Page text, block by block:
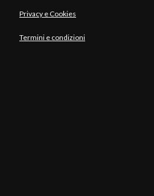
Privacy e Cookies
Termini e condizioni